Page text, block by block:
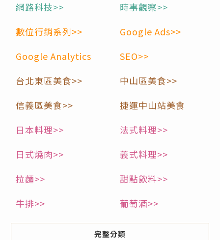
網路科技>>
時事觀察>>
數位行銷系列>>
Google Ads>>
Google Analytics
SEO>>
台北東區美食>>
中山區美食>>
信義區美食>>
捷運中山站美食
日本料理>>
法式料理>>
日式燒肉>>
義式料理>>
拉麵>>
甜點飲料>>
牛排>>
葡萄酒>>
完整分類